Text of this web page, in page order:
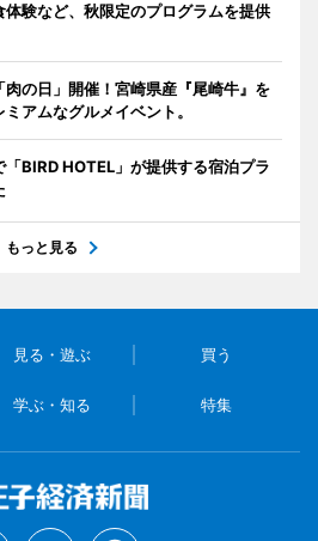
験など、秋限定のプログラムを提供
肉の日」開催！宮崎県産『尾崎牛』を
アムなグルメイベント。
BIRD HOTEL」が提供する宿泊プラ
もっと見る
見る・遊ぶ 買う
学ぶ・知る 特集